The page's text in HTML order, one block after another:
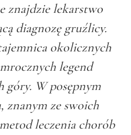
znajdzie lekarstwo
diagnozę gruźlicy.
okolicznych
legend
góry. W posępnym
znanym ze swoich
leczenia chorób